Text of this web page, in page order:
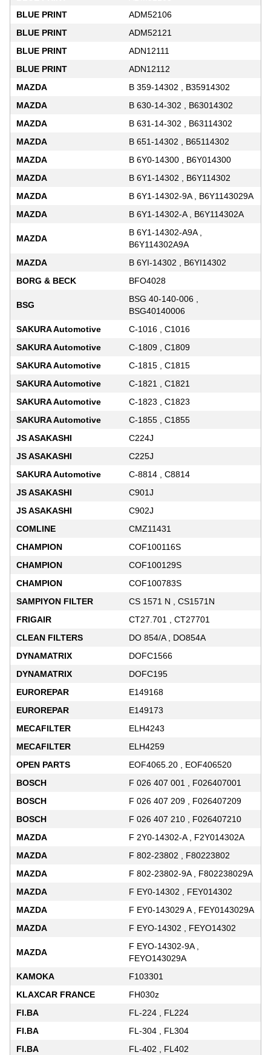
BLUE PRINT
ADM52106
BLUE PRINT
ADM52121
BLUE PRINT
ADN12111
BLUE PRINT
ADN12112
MAZDA
B 359-14302 , B35914302
MAZDA
B 630-14-302 , B63014302
MAZDA
B 631-14-302 , B63114302
MAZDA
B 651-14302 , B65114302
MAZDA
B 6Y0-14300 , B6Y014300
MAZDA
B 6Y1-14302 , B6Y114302
MAZDA
B 6Y1-14302-9A , B6Y1143029A
MAZDA
B 6Y1-14302-A , B6Y114302A
MAZDA
B 6Y1-14302-A9A ,
B6Y114302A9A
MAZDA
B 6YI-14302 , B6YI14302
BORG & BECK
BFO4028
BSG
BSG 40-140-006 ,
BSG40140006
SAKURA Automotive
C-1016 , C1016
SAKURA Automotive
C-1809 , C1809
SAKURA Automotive
C-1815 , C1815
SAKURA Automotive
C-1821 , C1821
SAKURA Automotive
C-1823 , C1823
SAKURA Automotive
C-1855 , C1855
JS ASAKASHI
C224J
JS ASAKASHI
C225J
SAKURA Automotive
C-8814 , C8814
JS ASAKASHI
C901J
JS ASAKASHI
C902J
COMLINE
CMZ11431
CHAMPION
COF100116S
CHAMPION
COF100129S
CHAMPION
COF100783S
SAMPIYON FILTER
CS 1571 N , CS1571N
FRIGAIR
CT27.701 , CT27701
CLEAN FILTERS
DO 854/A , DO854A
DYNAMATRIX
DOFC1566
DYNAMATRIX
DOFC195
EUROREPAR
E149168
EUROREPAR
E149173
MECAFILTER
ELH4243
MECAFILTER
ELH4259
OPEN PARTS
EOF4065.20 , EOF406520
BOSCH
F 026 407 001 , F026407001
BOSCH
F 026 407 209 , F026407209
BOSCH
F 026 407 210 , F026407210
MAZDA
F 2Y0-14302-A , F2Y014302A
MAZDA
F 802-23802 , F80223802
MAZDA
F 802-23802-9A , F802238029A
MAZDA
F EY0-14302 , FEY014302
MAZDA
F EY0-143029 A , FEY0143029A
MAZDA
F EYO-14302 , FEYO14302
MAZDA
F EYO-14302-9A ,
FEYO143029A
KAMOKA
F103301
KLAXCAR FRANCE
FH030z
FI.BA
FL-224 , FL224
FI.BA
FL-304 , FL304
FI.BA
FL-402 , FL402